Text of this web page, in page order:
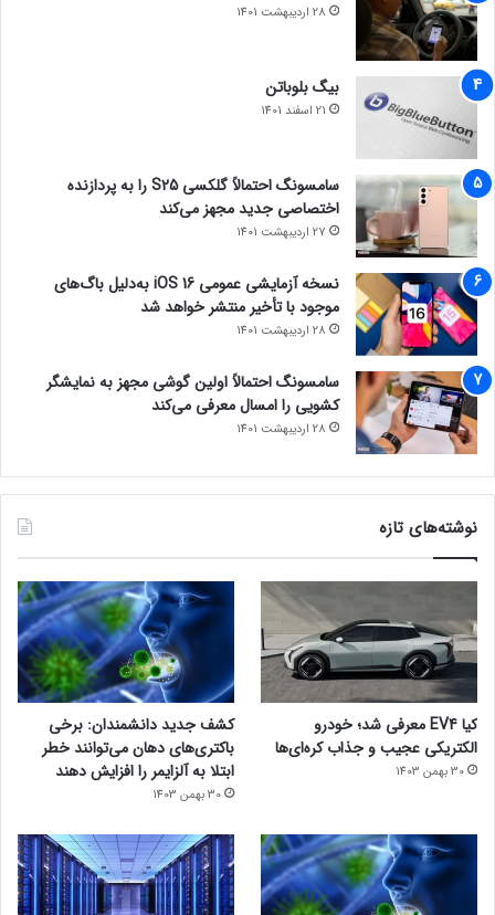
28 اردیبهشت 1401
بیگ بلوباتن
21 اسفند 1401
سامسونگ احتمالاً گلکسی S25 را به پردازنده
اختصاصی جدید مجهز می‌کند
27 اردیبهشت 1401
نسخه آزمایشی عمومی iOS 16 به‌دلیل باگ‌های
موجود با تأخیر منتشر خواهد شد
28 اردیبهشت 1401
سامسونگ احتمالاً اولین گوشی مجهز به نمایشگر
کشویی را امسال معرفی می‌کند
28 اردیبهشت 1401
نوشته‌های تازه
کیا EV4 معرفی شد؛ خودرو
الکتریکی عجیب و جذاب کره‌ای‌ها
30 بهمن 1403
کشف جدید دانشمندان: برخی
باکتری‌های دهان می‌توانند خطر
ابتلا به آلزایمر را افزایش دهند
30 بهمن 1403